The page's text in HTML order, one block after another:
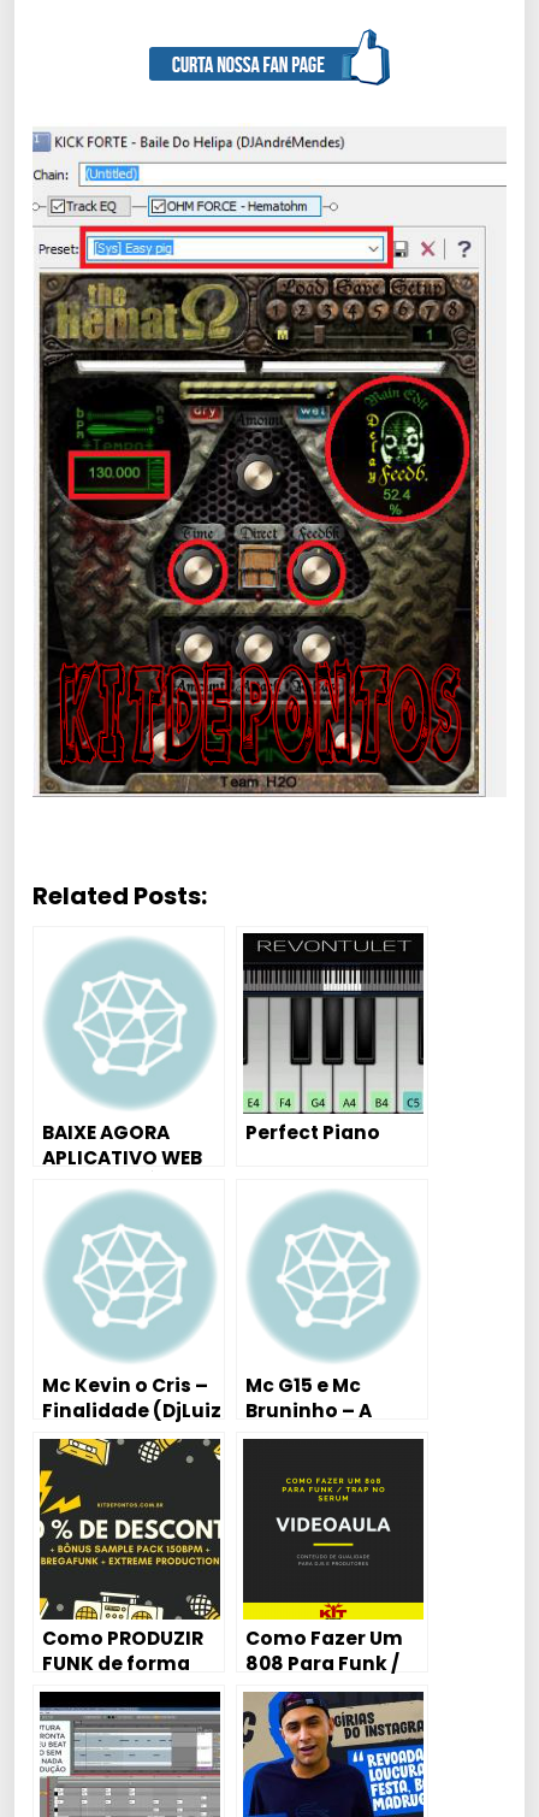
Related Posts:
BAIXE AGORA
APLICATIVO WEB
FUNK
Perfect Piano
Mc Kevin o Cris –
Finalidade (DjLuiz
Mendes mix)
Mc G15 e Mc
Bruninho – A
Distância ta
Tutorial Aula
Piano / Teclado )
Como PRODUZIR
FUNK de forma
PROFISSIONAL
começando DO
ZERO
Como Fazer Um
808 Para Funk /
Trap No Serum
(Com Preset Para
Download)